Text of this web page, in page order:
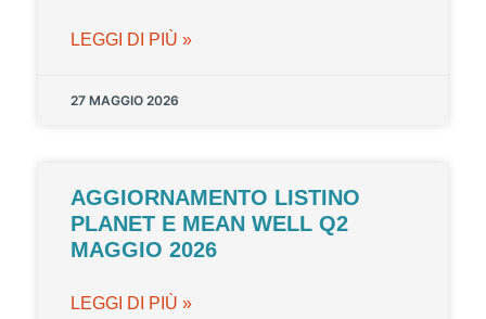
LEGGI DI PIÙ »
27 MAGGIO 2026
AGGIORNAMENTO LISTINO
PLANET E MEAN WELL Q2
MAGGIO 2026
LEGGI DI PIÙ »